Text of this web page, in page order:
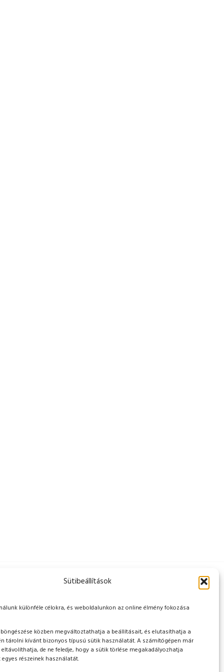
Sütibeállítások
különféle célokra, és weboldalunkon az online élmény fokozása
közben megváltoztathatja a beállításait, és elutasíthatja a
tárolni kívánt bizonyos típusú sütik használatát. A számítógépen már
de ne feledje, hogy a sütik törlése megakadályozhatja
részeinek használatát.
során elnyert 3417266250 iratazonosító
megvalósításra.